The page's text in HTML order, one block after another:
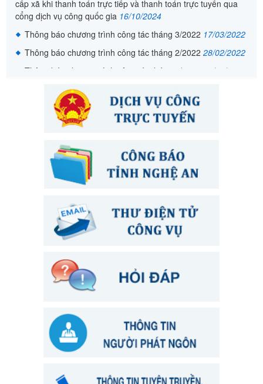
cổng dịch vụ công quốc gia16/10/2024
Thông báo chương trình công tác tháng 3/2022
Thông báo chương trình công tác tháng 2/2022 28/02/2022
Thông báo chương trình công tác tháng 1/2022 28/02/2022
QUYẾT ĐỊNH Về việc công khai Danh mục thủ tục hành
chính thực hiện theo cơ chế một cửa, cơ chế một cửa liên
thông thực hiện tại UBND xã Nghi Thái 11/03/2025
THÔNG BÁO V/v niêm yết công khai kết quả xét làng văn
hóa cuối năm 2024 trên địa bàn xã Nghi Thái
QUYẾT ĐỊNH Về việc công khai Danh mục thủ tục hành
chính có thu phí, lệ phí thuộc thẩm quyền giải quyết UBND
cổng dịch vụ công quốc gia16/10/2024
Thông báo chương trình công tác tháng 3/2022
Thông báo chương trình công tác tháng 1/2022
Lịch công tác Tuần 35
03/09/2024